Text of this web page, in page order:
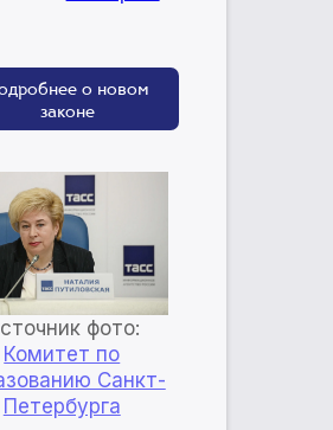
о новом
законе
фото:
Комитет по
Санкт-
Петербурга